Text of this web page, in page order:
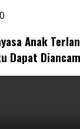
Anak
Dapat